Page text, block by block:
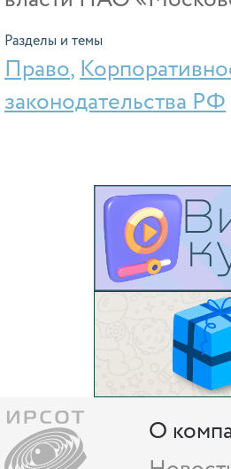
Разделы и темы
Право,
законодательства РФ
О